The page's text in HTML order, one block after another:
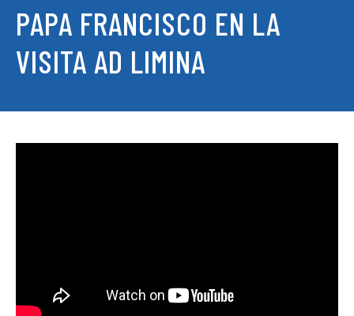
PAPA FRANCISCO EN LA
VISITA AD LIMINA